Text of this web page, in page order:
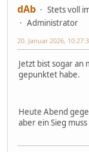
dAb
Stets voll
Administrator
20. Januar 2026,
Jetzt bist sogar an
gepunktet habe.
Heute Abend
aber ein Sieg